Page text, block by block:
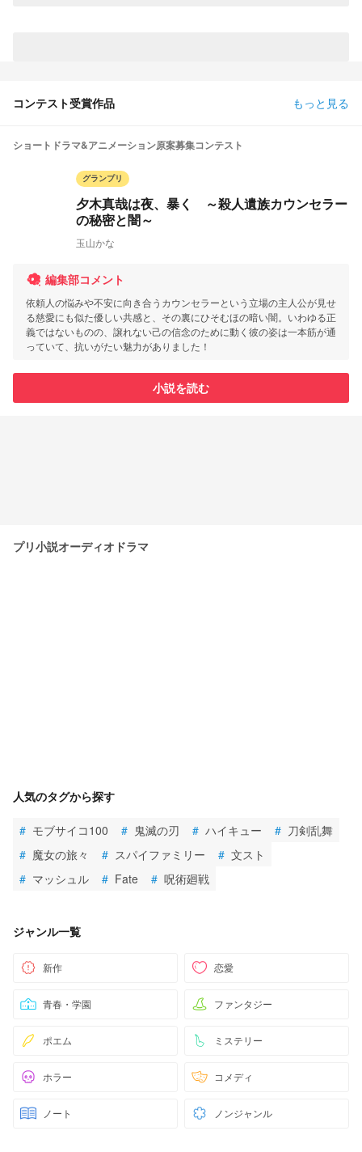
コンテスト受賞作品 もっと見る
ショートドラマ&アニメーション原案募集コンテスト
グランプリ
夕木真哉は夜、暴く ～殺人遺族カウンセラー
の秘密と闇～
玉山かな
編集部コメント
依頼人の悩みや不安に向き合うカウンセラーという立場の主人公が見せ
る慈愛にも似た優しい共感と、その裏にひそむほの暗い闇。いわゆる正
義ではないものの、譲れない己の信念のために動く彼の姿は一本筋が通
っていて、抗いがたい魅力がありました！
小説を読む
プリ小説オーディオドラマ
人気のタグから探す
# モブサイコ100 # 鬼滅の刃 # ハイキュー # 刀剣乱舞
# 魔女の旅々 # スパイファミリー # 文スト
# マッシュル # Fate # 呪術廻戦
ジャンル一覧
新作 恋愛
青春・学園 ファンタジー
ポエム ミステリー
ホラー コメディ
ノート ノンジャンル